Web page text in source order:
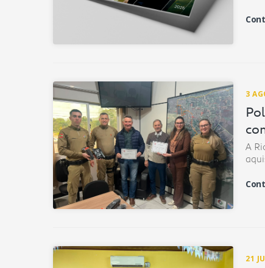
3
A
21